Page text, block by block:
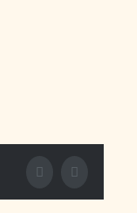
Facebook
X